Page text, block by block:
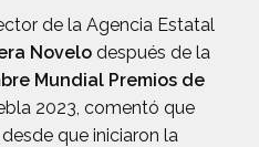
de la Agencia Estatal
Novelo después de la
Mundial Premios de
2023, comentó que
que iniciaron la